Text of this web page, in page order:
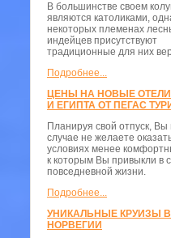
В большинстве своем
являются католиками,
некоторых племенах
индейцев присутствуют
традиционные для них
Подробнее...
ЦЕНЫ НА НОВЫЕ ОТЕЛИ
И ЕГИПТА ОТ ПЕГАС
Планируя свой отпуск, Вы
случае не желаете
условиях менее
к которым Вы привыкли в
повседневной жизни.
Подробнее...
УНИКАЛЬНЫЕ КРУИЗЫ В
НОРВЕГИИ